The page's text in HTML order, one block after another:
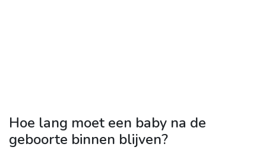
Hoe lang moet een baby na de
geboorte binnen blijven?